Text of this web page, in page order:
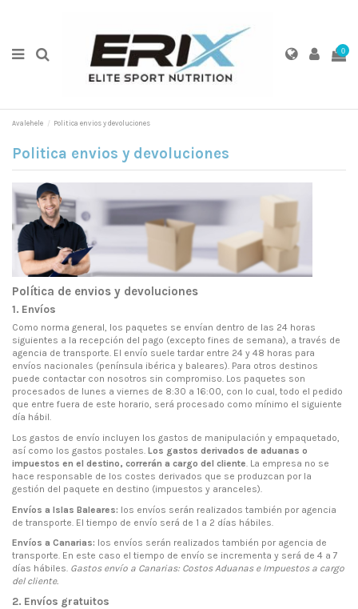
0
Avalehele Politica envios y devoluciones
Politica envios y devoluciones
Política de envios y devoluciones
1. Envíos
Como norma general, los paquetes se envían dentro de las 24 horas
siguientes a la recepción del pago (excepto fines de semana), a través de
agencia de transporte. El envío suele tardar entre 24 y 48 horas para
envíos nacionales (península ibérica y baleares). Para otros destinos
puede contactar con nosotros sin compromiso. Los paquetes son
procesados de lunes a viernes de 8:30 a 16:00, con lo cual, todo el pedido
que entre fuera de este horario, será procesado como mínimo el siguiente
día hábil.
Los gastos de envío incluyen los gastos de manipulación y empaquetado,
así como los gastos postales. Los gastos derivados de aduanas o
impuestos en el destino, correrán a cargo del cliente. La empresa no se
hace responsable de los costes derivados que se produzcan por la
gestión del paquete en destino (impuestos y aranceles).
Envíos a Islas Baleares: los envíos serán realizados también por agencia
de transporte. El tiempo de envío será de 1 a 2 días hábiles.
Envíos a Canarias: los envíos serán realizados también por agencia de
transporte. En este caso el tiempo de envío se incrementa y será de 4 a 7
días hábiles. Gastos envío a Canarias: Costos Aduanas e Impuestos a cargo
del cliente.
2. Envíos gratuitos